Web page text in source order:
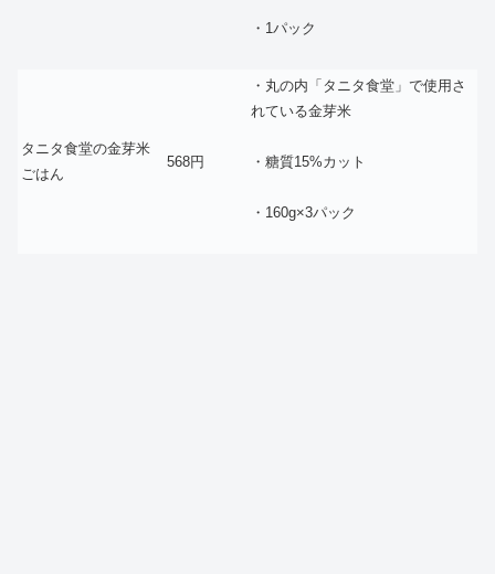
・1パック
タニタ食堂の金芽米
ごはん
568円
・丸の内「タニタ食堂」で使用さ
れている金芽米
・糖質15%カット
・160g×3パック